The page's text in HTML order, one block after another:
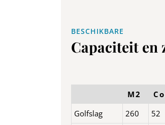
BESCHIKBARE
Capaciteit en
M2
Golfslag
260 52